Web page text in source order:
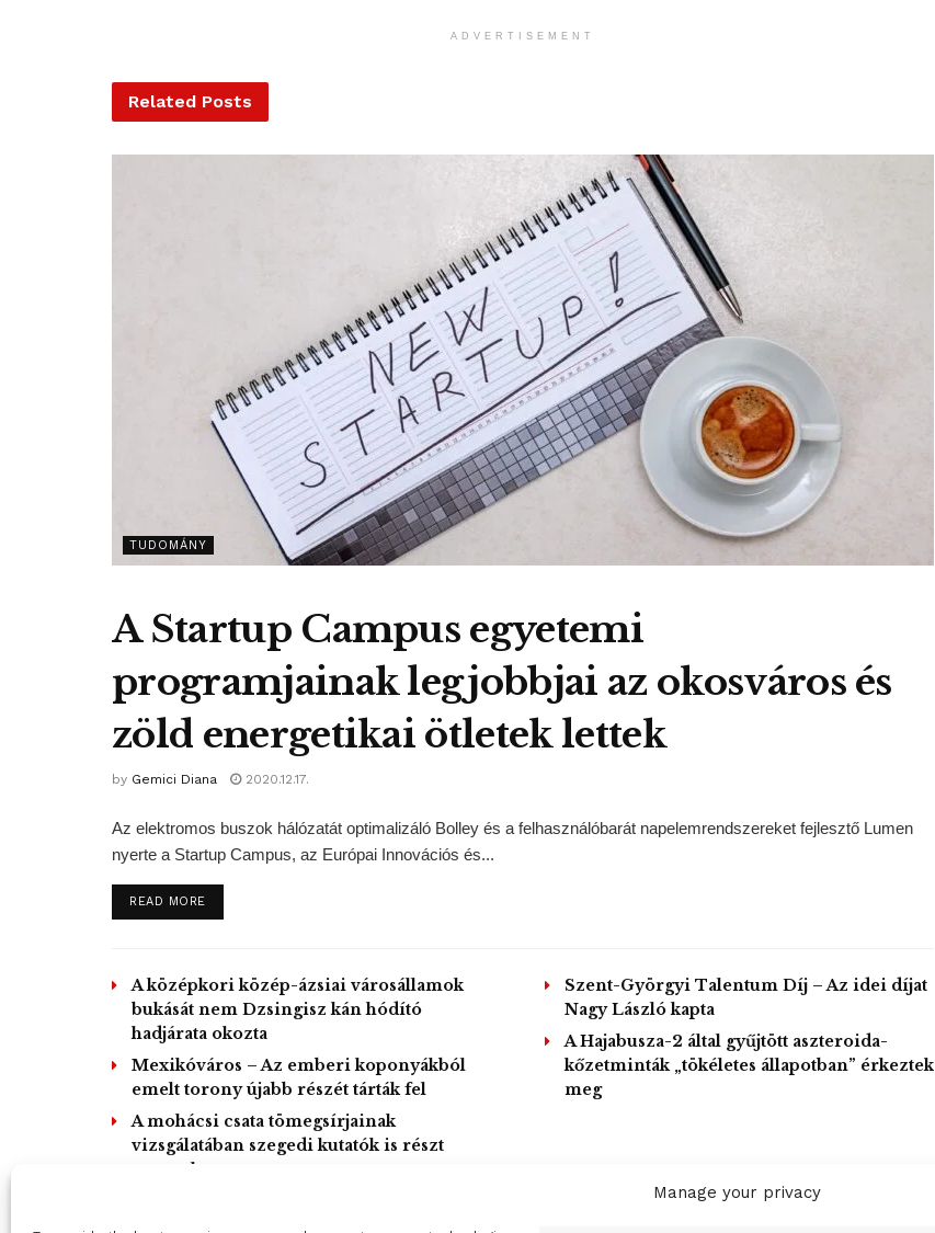
Manage your privacy
ADVERTISEMENT
Related Posts
TUDOMÁNY
A Startup Campus egyetemi
programjainak legjobbjai az okosváros és
zöld energetikai ötletek lettek
by Gemici Diana 2020.12.17.
Az elektromos buszok hálózatát optimalizáló Bolley és a felhasználóbarát napelemrendszereket fejlesztő Lumen
nyerte a Startup Campus, az Európai Innovációs és...
READ MOREDETAILS
A középkori közép-ázsiai városállamok
bukását nem Dzsingisz kán hódító
hadjárata okozta
Mexikóváros – Az emberi koponyákból
emelt torony újabb részét tárták fel
A mohácsi csata tömegsírjainak
vizsgálatában szegedi kutatók is részt
vesznek
Szent-Györgyi Talentum Díj – Az idei díjat
Nagy László kapta
A Hajabusza-2 által gyűjtött aszteroida-
kőzetminták „tökéletes állapotban” érkeztek
meg